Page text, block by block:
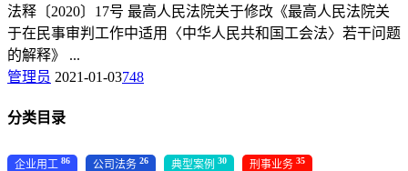
法释〔2020〕17号 最高人民法院关于修改《最高人民法院关
于在民事审判工作中适用〈中华人民共和国工会法〉若干问题
的解释》 ...
管理员 2021-01-03748
分类目录
企业用工 86 公司法务 26 典型案例 30 刑事业务 35